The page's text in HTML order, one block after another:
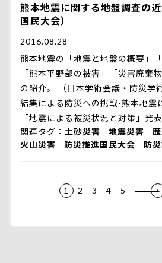
熊本地震に関する地盤調査の
国民大会）
2016.08.28
熊本地震の「地震と地盤の概要」
「熊本平野部の被害」「災害廃棄
の紹介。 （日本学術会議・防災学
結集による防災への挑戦-熊本地震
「地震による被災状況と対策」発
関連タグ
土砂災害 地震災害
火山災害
防災推進国民大会 防
1 2 3 4 5